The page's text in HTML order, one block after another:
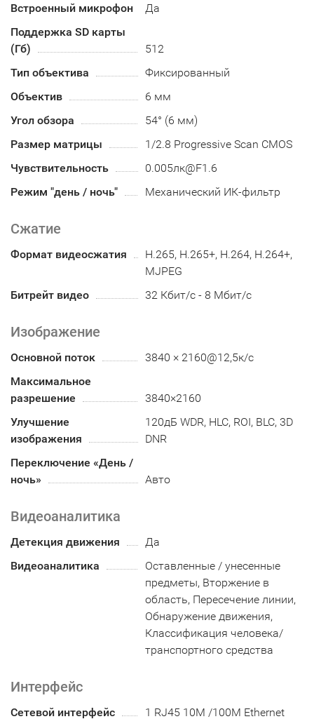
Встроенный микрофон
Да
Поддержка SD карты
(Гб)
512
Тип объектива
Фиксированный
Объектив
6 мм
Угол обзора
54° (6 мм)
Размер матрицы
1/2.8 Progressive Scan CMOS
Чувствительность
0.005лк@F1.6
Режим "день / ночь"
Механический ИК-фильтр
Сжатие
Формат видеосжатия
H.265, H.265+, H.264, H.264+,
MJPEG
Битрейт видео
32 Кбит/с - 8 Мбит/с
Изображение
Основной поток
3840 × 2160@12,5к/с
Максимальное
разрешение
3840×2160
Улучшение
изображения
120дБ WDR, HLC, ROI, BLC, 3D
DNR
Переключение «День /
ночь»
Авто
Видеоаналитика
Детекция движения
Да
Видеоаналитика
Оставленные / унесенные
предметы, Вторжение в
область, Пересечение линии,
Обнаружение движения,
Классификация человека/
транспортного средства
Интерфейс
Сетевой интерфейс 1 RJ45 10M /100M Ethernet